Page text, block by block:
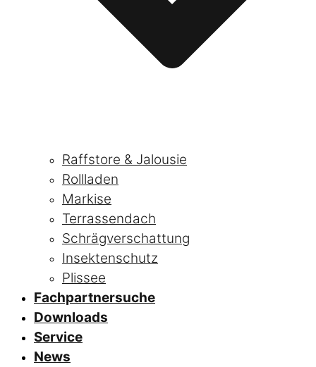
Raffstore & Jalousie
Rollladen
Markise
Terrassendach
Schrägverschattung
Insektenschutz
Plissee
Fachpartnersuche
Downloads
Service
News